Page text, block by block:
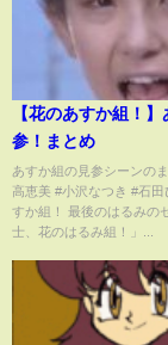
【花のあすか組！
参！まとめ
あすか組の見参シーンの
高恵美 #小沢なつき #石
すか組！ 最後のはるみの
士、花のはるみ組！」...